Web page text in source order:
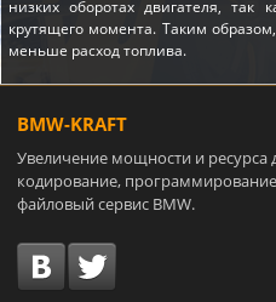
низких оборотах двигателя, так
крутящего момента. Таким
меньше расход топлива.
BMW-KRAFT
Увеличение мощности и ресурса
кодирование,
файловый сервис BMW.